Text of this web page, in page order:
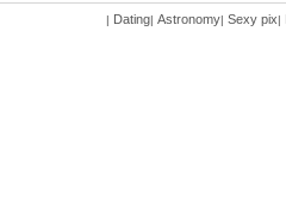
| Dating| Astronomy| Sexy pix|